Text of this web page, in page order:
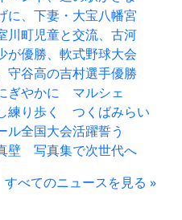
に、下妻・大宝八幡宮
川町児童と交流、古河
が優勝、軟式野球大会
守谷高の吉村選手優勝
ぎやかに マルシェ
練り歩く つくばみらい
全国大会活躍誓う
壁 写真集で次世代へ
すべてのニュースを見る »